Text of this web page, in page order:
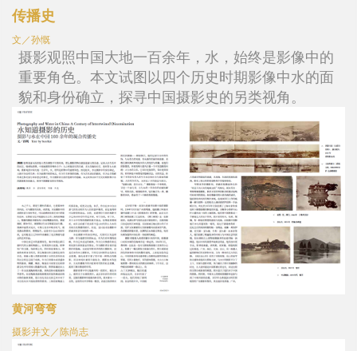
传播史
文／孙慨
摄影观照中国大地一百余年，水，始终是影像中的
重要角色。本文试图以四个历史时期影像中水的面
貌和身份确立，探寻中国摄影史的另类视角。
黄河弯弯
摄影并文／陈尚志